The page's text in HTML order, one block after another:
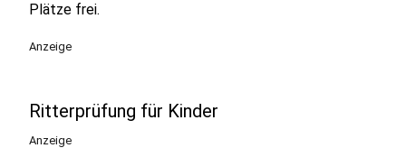
Plätze frei.
Anzeige
Ritterprüfung für Kinder
Anzeige